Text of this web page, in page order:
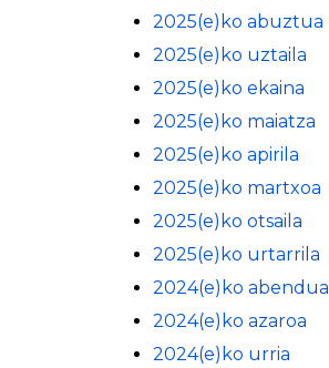
2025(e)ko abuztua
2025(e)ko uztaila
2025(e)ko ekaina
2025(e)ko maiatza
2025(e)ko apirila
2025(e)ko martxoa
2025(e)ko otsaila
2025(e)ko urtarrila
2024(e)ko abendua
2024(e)ko azaroa
2024(e)ko urria